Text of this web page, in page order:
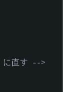
に直す -->